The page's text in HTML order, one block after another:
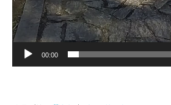
00:00